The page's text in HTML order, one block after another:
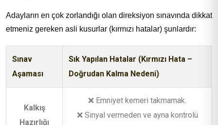
Adayların en çok zorlandığı olan direksiyon sınavında dikkat
etmeniz gereken asli kusurlar (kırmızı hatalar) şunlardır:
Sınav
Aşaması
Sık Yapılan Hatalar (Kırmızı Hata –
Doğrudan Kalma Nedeni)
Kalkış
Hazırlığı
❌ Emniyet kemeri takmamak.
❌ Sinyal vermeden ve ayna kontrolü